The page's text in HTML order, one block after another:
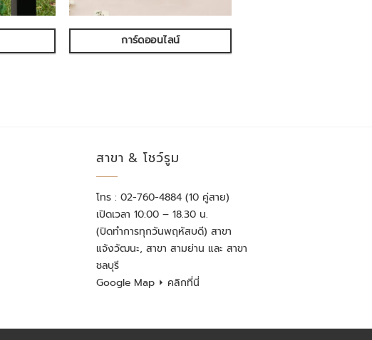
การ์ดออนไลน์
สาขา & โชว์รูม
โทร : 02-760-4884 (10 คู่สาย)
เปิดเวลา 10:00 – 18.30 น.
(ปิดทำการทุกวันพฤหัสบดี) สาขา
แจ้งวัฒนะ, สาขา สามย่าน และ สาขา
ชลบุรี
Google Map ⏵ คลิกที่นี่